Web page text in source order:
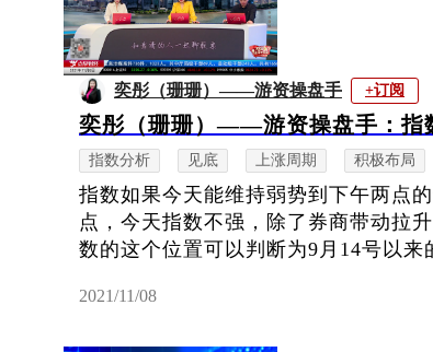
奕彤（珊珊）——游资操盘手 +订阅
奕彤（珊珊）——游资操盘手：指
指数分析 见底 上涨周期 积极布局
指数如果今天能维持弱势到下午两点
点，今天指数不强，除了券商带动拉
数的这个位置可以判断为9月14号以
2021/11/08